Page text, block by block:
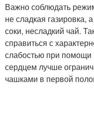
Важно соблюдать
не сладкая
соки, несладкий чай.
справиться с
слабостью при
сердцем лучше
чашками в первой